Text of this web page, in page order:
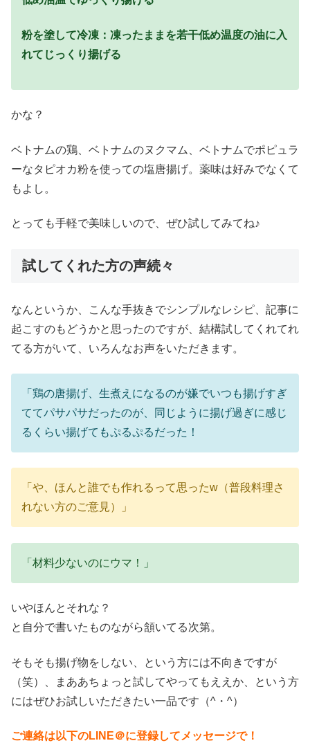
粉を塗して冷凍：凍ったままを若干低め温度の油に入
れてじっくり揚げる
かな？
ベトナムの鶏、ベトナムのヌクマム、ベトナムでポピュラ
ーなタピオカ粉を使っての塩唐揚げ。薬味は好みでなくて
もよし。
とっても手軽で美味しいので、ぜひ試してみてね♪
試してくれた方の声続々
なんというか、こんな手抜きでシンプルなレシピ、記事に
起こすのもどうかと思ったのですが、結構試してくれてれ
てる方がいて、いろんなお声をいただきます。
「鶏の唐揚げ、生煮えになるのが嫌でいつも揚げすぎ
ててパサパサだったのが、同じように揚げ過ぎに感じ
るくらい揚げてもぷるぷるだった！
「や、ほんと誰でも作れるって思ったw（普段料理さ
れない方のご意見）」
「材料少ないのにウマ！」
いやほんとそれな？
と自分で書いたものながら頷いてる次第。
そもそも揚げ物をしない、という方には不向きですが
（笑）、まああちょっと試してやってもええか、という方
にはぜひお試しいただきたい一品です（^・^）
ご連絡は以下のLINE＠に登録してメッセージで！